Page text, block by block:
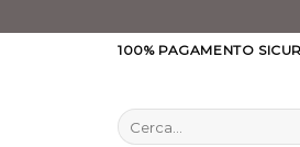
100% PAGAMENTO
Cerca: